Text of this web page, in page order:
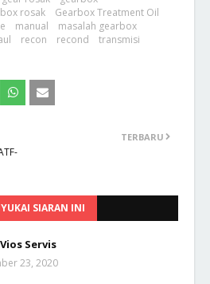
rosak
Gearbox Treatment Oil
manual
masalah gearbox
recon recond
transmisi
TERBARU
SIARAN INI
Servis
23, 2020